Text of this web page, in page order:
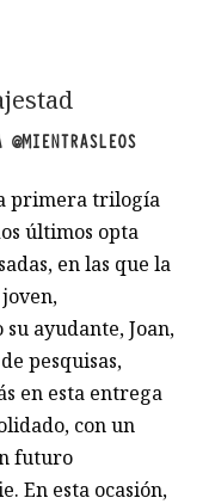
primera trilogía
últimos opta
en las que la
ayudante, Joan,
pesquisas,
en esta entrega
con un
futuro
En esta ocasión,